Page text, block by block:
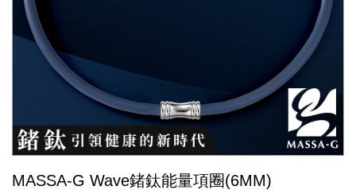
MASSA-G Wave鍺鈦能量項圈(6MM)